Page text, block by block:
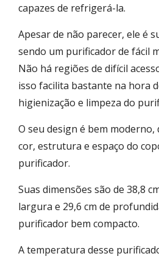
capazes de refrigerá-la.
Apesar de não parecer, ele é
sendo um purificador de fácil
Não há regiões de difícil
isso facilita bastante na hora
higienização e limpeza do
O seu design é bem moderno,
cor, estrutura e espaço do
purificador.
Suas dimensões são de 38,8
largura e 29,6 cm de
purificador bem compacto.
A temperatura desse